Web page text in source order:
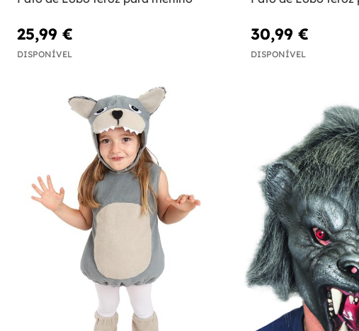
25,99 €
DISPONÍVEL
30,99 €
DISPONÍVEL